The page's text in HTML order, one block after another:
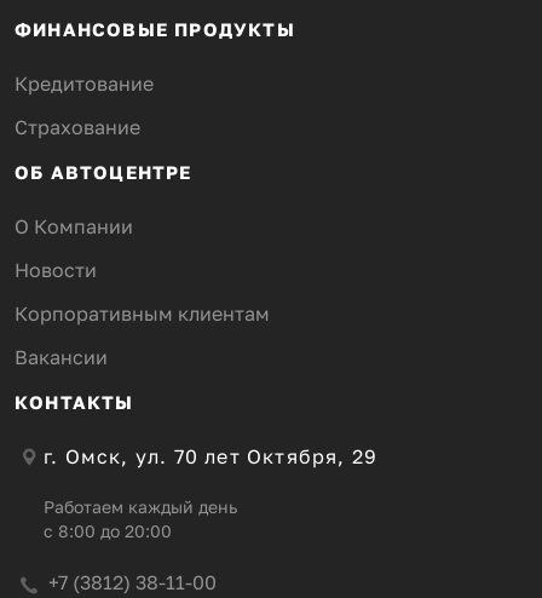
ФИНАНСОВЫЕ ПРОДУКТЫ
Кредитование
Страхование
ОБ АВТОЦЕНТРЕ
О Компании
Новости
Корпоративным клиентам
Вакансии
КОНТАКТЫ
г. Омск, ул. 70 лет Октября, 29
Работаем каждый день
с 8:00 до 20:00
+7 (3812) 38-11-00